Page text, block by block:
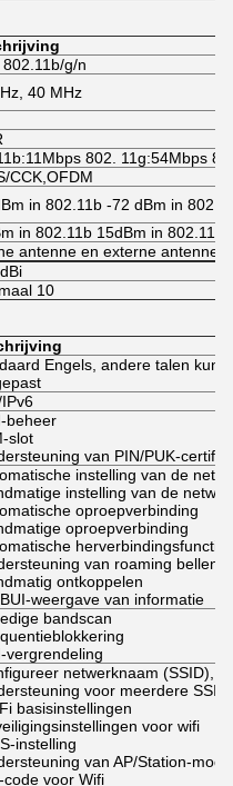
802.11b/g/n
40 MHz
802. 11g:54Mbps
CCK,OFDM
in 802.11b -72 dBm in
in 802.11b 15dBm in 802.11n
antenne en externe antenne
10
Engels, andere talen
beheer
slot
van PIN/PUK-
instelling van de
instelling van de
oproepverbinding
oproepverbinding
herverbindingsfunctie
van roaming bellen
ontkoppelen
weergave van informatie
bandscan
vergrendeling
netwerknaam (SSID),
voor meerdere
basisinstellingen
voor wifi
instelling
van AP/Station-
code voor Wifi